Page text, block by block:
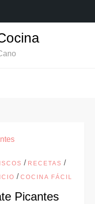
/ RECETAS /
/COCINA FÁCIL
Picantes